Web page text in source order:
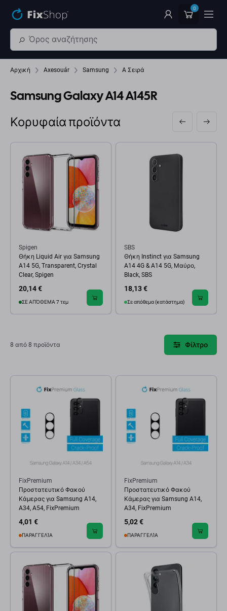
0
Αρχική Axesouár Samsung A Σειρά
Samsung Galaxy A14 A145R
Κορυφαία προϊόντα
Spigen
Θήκη Liquid Air για Samsung
A14 5G, Transparent, Crystal
Clear, Spigen
20,14 €
ΣΕ ΑΠΌΘΕΜΑ 7 τεμ
SBS
Θήκη Instinct για Samsung
A14 4G & A14 5G, Μαύρο,
Black, SBS
18,13 €
Σε απόθεμα (κατάστημα)
8 από 8 προϊόντα Φίλτρο
FixPremium
Προστατευτικό Φακού
Κάμερας για Samsung A14,
A34, A54, FixPremium
4,01 €
ΠΑΡΑΓΓΕΛΊΑ
FixPremium
Προστατευτικό Φακού
Κάμερας για Samsung A14,
A34, FixPremium
5,02 €
ΠΑΡΑΓΓΕΛΊΑ